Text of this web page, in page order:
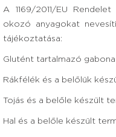
A 1169/2011/EU
okozó anyagokat
tájékoztatása:
Glutént tartalmazó
Rákfélék és a belőlük
Tojás és a belőle készült
Hal és a belőle készült